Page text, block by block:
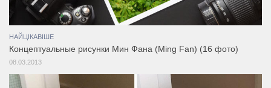
НАЙЦІКАВІШЕ
Концептуальные рисунки Мин Фана (Ming Fan) (16 фото)
08.03.2013